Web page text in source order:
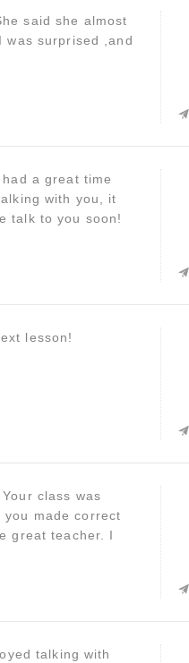
said she almost
was surprised ,and
a great time
with you, it
talk to you soon!
lesson!
class was
made correct
great teacher. I
talking with